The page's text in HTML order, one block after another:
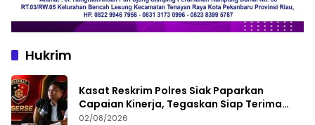
Hukrim
Kasat Reskrim Polres Siak Paparkan
Capaian Kinerja, Tegaskan Siap Terima
Kritik dan Evaluasi
02/08/2026